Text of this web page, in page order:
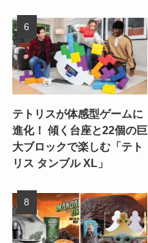
テトリスが体感型ゲームに
進化！ 傾く台座と22個の巨
大ブロックで楽しむ「テト
リス タンブル XL」